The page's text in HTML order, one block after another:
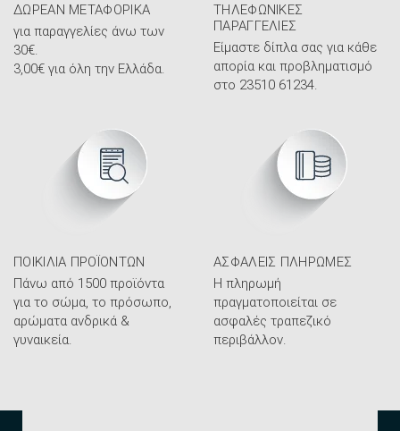
ΔΩΡΕΆΝ ΜΕΤΑΦΟΡΙΚΆ
για παραγγελίες άνω των
30€.
3,00€ για όλη την Ελλάδα.
ΤΗΛΕΦΩΝΙΚΈΣ
ΠΑΡΑΓΓΕΛΊΕΣ
Είμαστε δίπλα σας για κάθε
απορία και προβληματισμό
στο 23510 61234.
ΠΟΙΚΙΛΊΑ ΠΡΟΪΌΝΤΩΝ
Πάνω από 1500 προϊόντα
για το σώμα, το πρόσωπο,
αρώματα ανδρικά &
γυναικεία.
ΑΣΦΑΛΕΊΣ ΠΛΗΡΩΜΈΣ
Η πληρωμή
πραγματοποιείται σε
ασφαλές τραπεζικό
περιβάλλον.